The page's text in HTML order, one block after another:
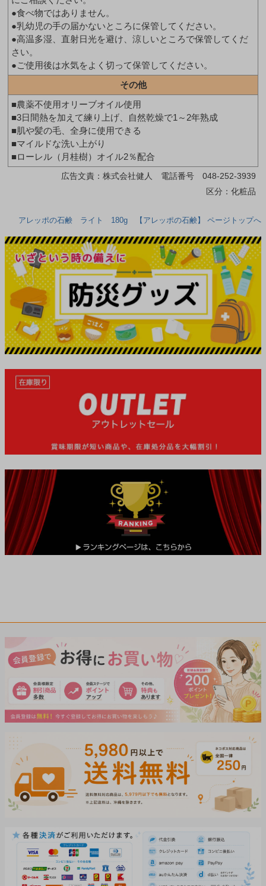
●食べ物ではありません。
●乳幼児の手の届かないところに保管してください。
●高温多湿、直射日光を避け、涼しいところで保管してくだ
さい。
●ご使用後は水気をよく切って保管してください。
その他
■農薬不使用オリーブオイル使用
■3日間熱を加えて練り上げ、自然乾燥で1～2年熟成
■肌や髪の毛、全身に使用できる
■マイルドな洗い上がり
■ローレル（月桂樹）オイル2％配合
広告文責：株式会社健人 電話番号 048-252-3939
区分：化粧品
アレッポの石鹸 ライト 180g 【アレッポの石鹸】 ページトップへ